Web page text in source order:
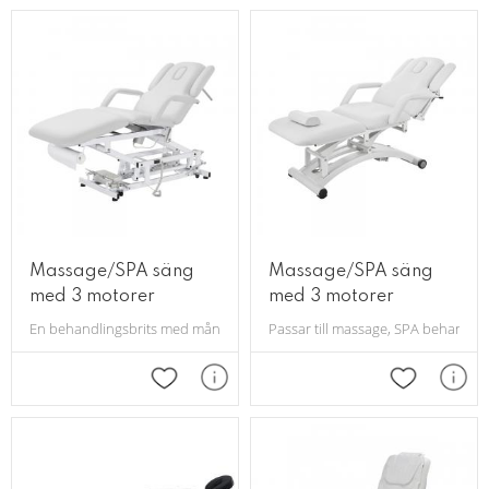
Massage/SPA säng
med 3 motorer
En behandlingsbrits med många funktioner. Passar till massage, SPA
Lägg till i favoriter
Massage/SPA säng
med 3 motorer
Passar till massage, SPA
Lägg till i